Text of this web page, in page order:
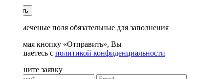
Купить
* - отмеченые поля обязательные для заполнения
Нажимая кнопку «Отправить», Вы
соглашаетесь с политикой конфиденциальности
Заполните заявку